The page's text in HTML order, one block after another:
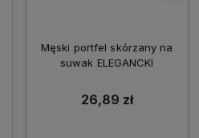
Męski portfel skórzany na
suwak ELEGANCKI
26,89 zł